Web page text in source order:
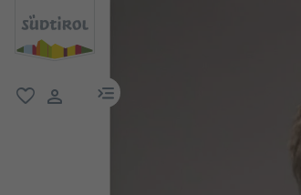
menu link